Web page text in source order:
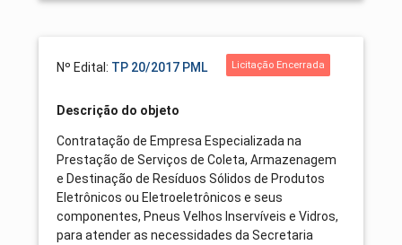
Nº Edital: TP 20/2017 PML Licitação Encerrada
Descrição do objeto
Contratação de Empresa Especializada na
Prestação de Serviços de Coleta, Armazenagem
e Destinação de Resíduos Sólidos de Produtos
Eletrônicos ou Eletroeletrônicos e seus
componentes, Pneus Velhos Inservíveis e Vidros,
para atender as necessidades da Secretaria